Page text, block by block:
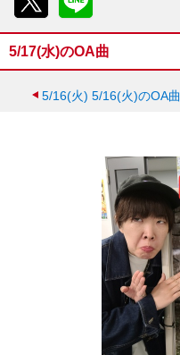
5/17(水)のOA曲
5/16(火) 5/16(火)のOA曲